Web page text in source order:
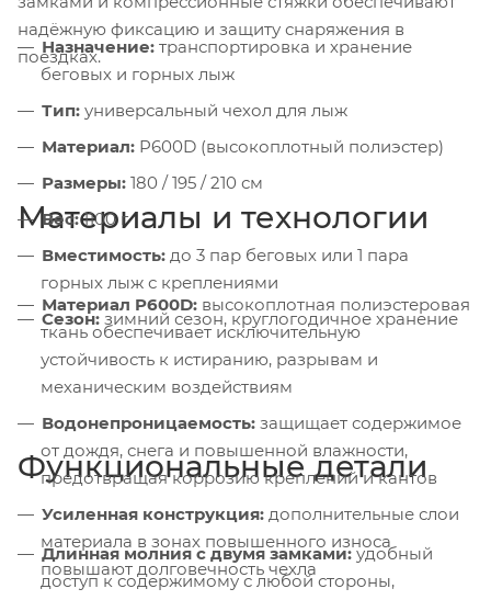
надёжную фиксацию и защиту снаряжения в
поездках.
Назначение: транспортировка и хранение
беговых и горных лыж
Тип: универсальный чехол для лыж
Материал: P600D (высокоплотный полиэстер)
Размеры: 180 / 195 / 210 см
Вес:1100 г
Вместимость: до 3 пар беговых или 1 пара
горных лыж с креплениями
Сезон: зимний сезон, круглогодичное хранение
Материалы и технологии
Материал P600D: высокоплотная полиэстеровая
ткань обеспечивает исключительную
устойчивость к истиранию, разрывам и
механическим воздействиям
Водонепроницаемость: защищает содержимое
от дождя, снега и повышенной влажности,
предотвращая коррозию креплений и кантов
Усиленная конструкция: дополнительные слои
материала в зонах повышенного износа
повышают долговечность чехла
Функциональные детали
Длинная молния с двумя замками:удобный
доступ к содержимому с любой стороны,